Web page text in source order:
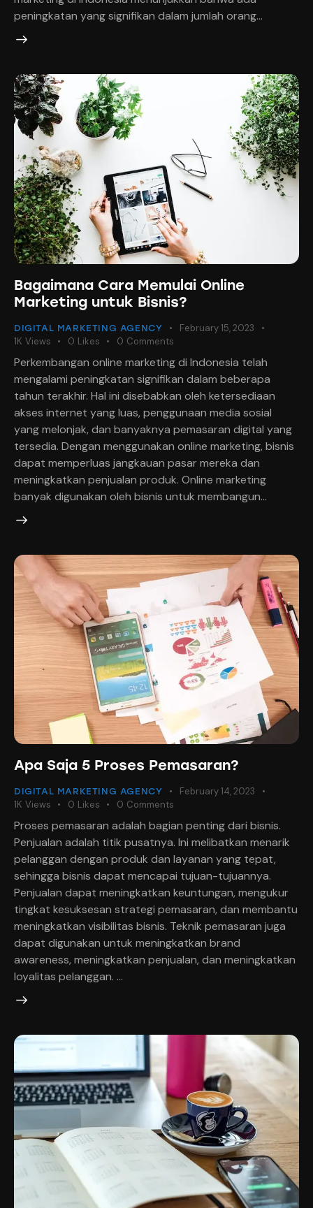
peningkatan yang signifikan dalam jumlah orang…
Bagaimana Cara Memulai Online
Marketing untuk Bisnis?
DIGITAL MARKETING AGENCY
February 15, 2023
1K Views 0 Likes 0 Comments
Perkembangan online marketing di Indonesia telah
mengalami peningkatan signifikan dalam beberapa
tahun terakhir. Hal ini disebabkan oleh ketersediaan
akses internet yang luas, penggunaan media sosial
yang melonjak, dan banyaknya pemasaran digital yang
tersedia. Dengan menggunakan online marketing, bisnis
dapat memperluas jangkauan pasar mereka dan
meningkatkan penjualan produk. Online marketing
banyak digunakan oleh bisnis untuk membangun…
Apa Saja 5 Proses Pemasaran?
DIGITAL MARKETING AGENCY
February 14, 2023
1K Views 0 Likes 0 Comments
Proses pemasaran adalah bagian penting dari bisnis.
Penjualan adalah titik pusatnya. Ini melibatkan menarik
pelanggan dengan produk dan layanan yang tepat,
sehingga bisnis dapat mencapai tujuan-tujuannya.
Penjualan dapat meningkatkan keuntungan, mengukur
tingkat kesuksesan strategi pemasaran, dan membantu
meningkatkan visibilitas bisnis. Teknik pemasaran juga
dapat digunakan untuk meningkatkan brand
awareness, meningkatkan penjualan, dan meningkatkan
loyalitas pelanggan. …